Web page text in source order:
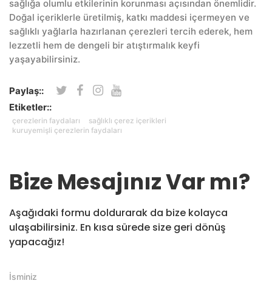
sağlığa olumlu etkilerinin korunması açısından önemlidir.
Doğal içeriklerle üretilmiş, katkı maddesi içermeyen ve
sağlıklı yağlarla hazırlanan çerezleri tercih ederek, hem
lezzetli hem de dengeli bir atıştırmalık keyfi
yaşayabilirsiniz.
Paylaş::
Etiketler::
çerezlerin faydaları
sağlıklı çerez içerikleri
kuruyemişli çerezlerin faydaları
Bize Mesajınız Var mı?
Aşağıdaki formu doldurarak da bize kolayca
ulaşabilirsiniz. En kısa sürede size geri dönüş
yapacağız!